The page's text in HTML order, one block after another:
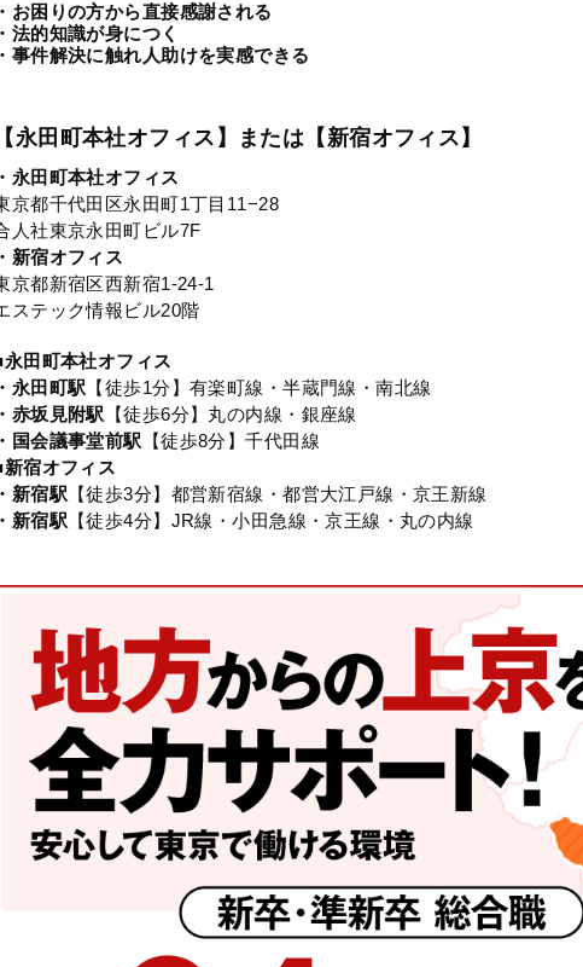
お困りの方から直接感謝される
法的知識が身につく
事件解決に触れ人助けを実感できる
永田町本社オフィス】または【新宿オフィス】
永田町本社オフィス
京都千代田区永田町1丁目11−28
人社東京永田町ビル7F
新宿オフィス
京都新宿区西新宿1-24-1
ステック情報ビル20階
永田町本社オフィス
永田町駅 【徒歩1分】有楽町線・半蔵門線・南北線
赤坂見附駅
【徒歩6分】丸の内線・銀座線
国会議事堂前駅
【徒歩8分】千代田線
新宿オフィス
新宿駅 【徒歩3分】都営新宿線・都営大江戸線・京王新線
新宿駅 【徒歩4分】JR線・小田急線・京王線・丸の内線